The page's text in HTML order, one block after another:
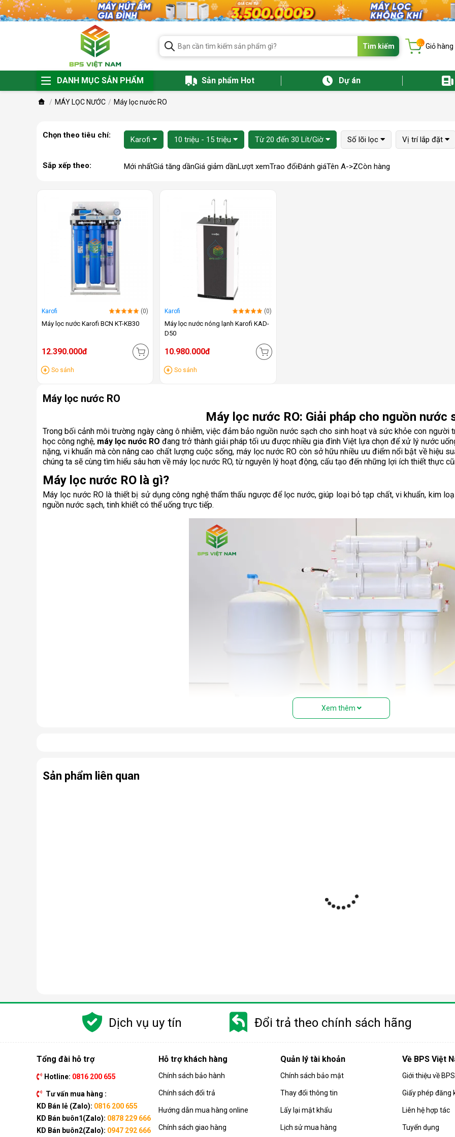
Tìm kiếm ... Giỏ hàng
DANH MỤC SẢN PHẨM Sản phẩm Hot Dự án
MÁY LỌC NƯỚC Máy lọc nước RO
Chọn theo tiêu chí: Karofi 10 triệu - 15 triệu Từ 20 đến 30 Lít/Giờ Số lõi lọc Vị trí lắp đặt
Sắp xếp theo: Mới nhấtGiá tăng dầnGiá giảm dầnLượt xemTrao đổiĐánh giáTên A->ZCòn hàng
Karofi (0)
Máy lọc nước Karofi BCN KT-KB30
12.390.000đ
So sánh
Karofi (0)
Máy lọc nước nóng lạnh Karofi KAD-
D50
10.980.000đ
So sánh
Máy lọc nước RO
Máy lọc nước RO: Giải pháp cho nguồn nước
Trong bối cảnh môi trường ngày càng ô nhiễm, việc đảm bảo nguồn nước sạch cho sinh hoạt và sức khỏe con người
học công nghệ, máy lọc nước RO đang trở thành giải pháp tối ưu được nhiều gia đình Việt lựa chọn để xử lý nước
nặng, vi khuẩn mà còn nâng cao chất lượng cuộc sống, máy lọc nước RO còn sở hữu nhiều ưu điểm nổi bật về hiệu
chúng ta sẽ cùng tìm hiểu sâu hơn về máy lọc nước RO, từ nguyên lý hoạt động, cấu tạo đến những lợi ích thiết thực
Máy lọc nước RO là gì?
Máy lọc nước RO là thiết bị sử dụng công nghệ thẩm thấu ngược để lọc nước, giúp loại bỏ tạp chất, vi khuẩn, kim
nguồn nước sạch, tinh khiết có thể uống trực tiếp.
Màng lọc RO: Là trái tim của máy. Màng RO có khe lọc cực nhỏ (0.0001 micromet), chỉ cho phép các phân
Nguyên lý hoạt động của máy lọc nước RO
Công nghệ RO dựa trên quá trình thẩm thấu ngược, trong đó nước được ép qua một màng lọc bán thấm nhờ áp lực
đi qua, giữ lại gần như hoàn toàn tạp chất, vi khuẩn, virus, chất rắn hòa tan hay kim loại nặng.
Quá trình này đòi hỏi nguồn nước phải được đẩy lên áp suất cao hơn áp suất thẩm thấu tự nhiên, nhờ bơm tăng áp
Xem thêm
Sản phẩm liên quan
Dịch vụ uy tín Đổi trả theo chính sách hãng
Tổng đài hỗ trợ
Hotline: 0816 200 655
Tư vấn mua hàng :
KD Bán lẻ (Zalo): 0816 200 655
KD Bán buôn1(Zalo): 0878 229 666
KD Bán buôn2(Zalo): 0947 292 666
Hỗ trợ khách hàng
Chính sách bảo hành
Chính sách đổi trả
Hướng dẫn mua hàng online
Chính sách giao hàng
Quản lý tài khoản
Chính sách bảo mật
Thay đổi thông tin
Lấy lại mật khẩu
Lịch sử mua hàng
Về BPS Việt
Giới thiệu về
Giấy phép đăng
Liên hệ hợp tác
Tuyển dụng